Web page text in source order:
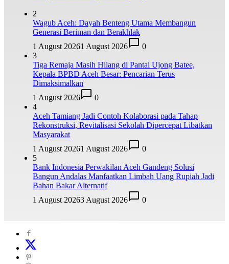
2
Wagub Aceh: Dayah Benteng Utama Membangun
Generasi Beriman dan Berakhlak
1 August 20261 August 2026
0
3
Tiga Remaja Masih Hilang di Pantai Ujong Batee,
Kepala BPBD Aceh Besar: Pencarian Terus
Dimaksimalkan
1 August 2026
0
4
Aceh Tamiang Jadi Contoh Kolaborasi pada Tahap
Rekonstruksi, Revitalisasi Sekolah Dipercepat Libatkan
Masyarakat
1 August 20261 August 2026
0
5
Bank Indonesia Perwakilan Aceh Gandeng Solusi
Bangun Andalas Manfaatkan Limbah Uang Rupiah Jadi
Bahan Bakar Alternatif
1 August 20263 August 2026 0